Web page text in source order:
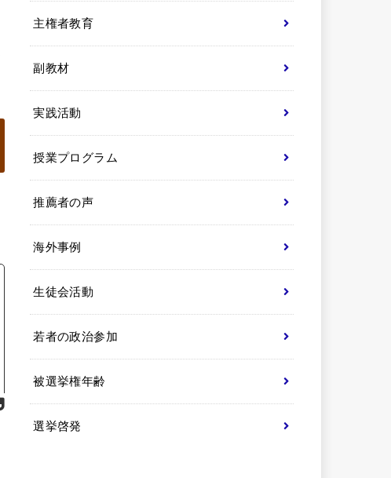
主権者教育
副教材
実践活動
授業プログラム
推薦者の声
海外事例
生徒会活動
若者の政治参加
被選挙権年齢
選挙啓発